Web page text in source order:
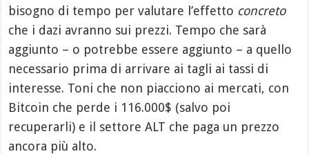
bisogno di tempo per valutare l’effetto concreto
che i dazi avranno sui prezzi. Tempo che sarà
aggiunto – o potrebbe essere aggiunto – a quello
necessario prima di arrivare ai tagli ai tassi di
interesse. Toni che non piacciono ai mercati, con
Bitcoin che perde i 116.000$ (salvo poi
recuperarli) e il settore ALT che paga un prezzo
ancora più alto.